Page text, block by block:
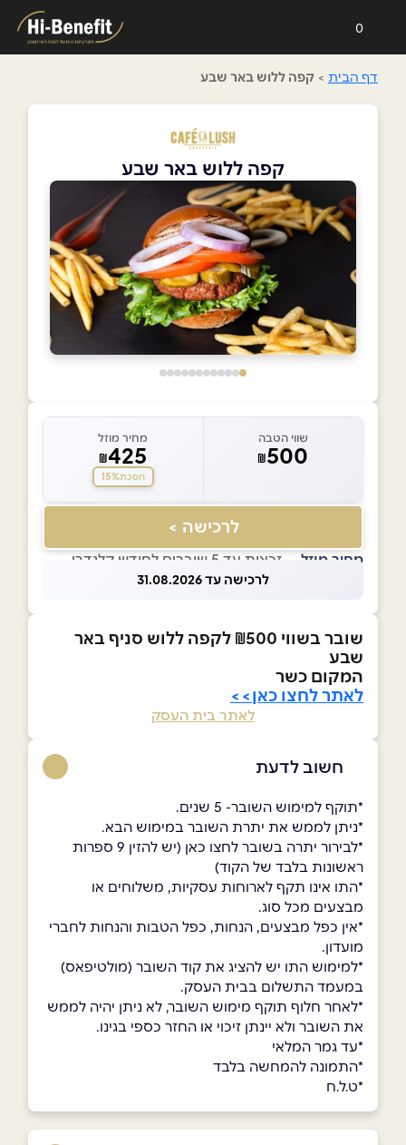
0
דף הבית > קפה ללוש באר שבע
קפה ללוש באר שבע
שווי הטבה
₪500
מחיר מוזל
₪425
חסכת15%
לרכישה >
מחיר מוזל — זכאות עד 5 שוברים לחודש קלנדרי
לרכישה עד 31.08.2026
שובר בשווי ₪500 לקפה ללוש סניף באר
שבע
המקום כשר
לאתר לחצו כאן>>
לאתר בית העסק
חשוב לדעת
*תוקף למימוש השובר- 5 שנים.
*ניתן לממש את יתרת השובר במימוש הבא.
*לבירור יתרה בשובר לחצו כאן (יש להזין 9 ספרות
ראשונות בלבד של הקוד)
*התו אינו תקף לארוחות עסקיות, משלוחים או
מבצעים מכל סוג.
*אין כפל מבצעים, הנחות, כפל הטבות והנחות לחברי
מועדון.
*למימוש התו יש להציג את קוד השובר (מולטיפאס)
במעמד התשלום בבית העסק.
*לאחר חלוף תוקף מימוש השובר, לא ניתן יהיה לממש
את השובר ולא יינתן זיכוי או החזר כספי בגינו.
*עד גמר המלאי
*התמונה להמחשה בלבד
*ט.ל.ח